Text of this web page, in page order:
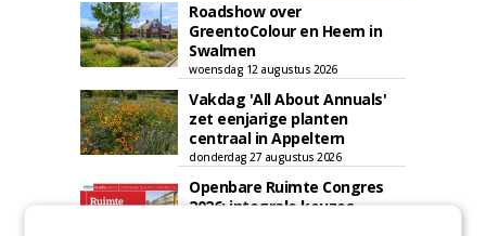
Roadshow over
GreentoColour en Heem in
Swalmen
woensdag 12 augustus 2026
Vakdag 'All About Annuals'
zet eenjarige planten
centraal in Appeltern
donderdag 27 augustus 2026
Openbare Ruimte Congres
2026: integrale keuzes